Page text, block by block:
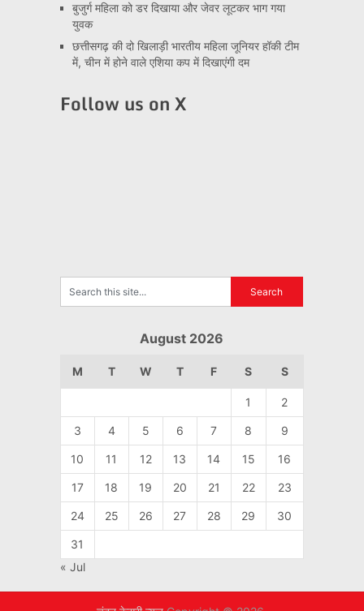
बुजुर्ग महिला को डर दिखाया और जेवर लूटकर भाग गया
युवक
छत्तीसगढ़ की दो खिलाड़ी भारतीय महिला जूनियर हॉकी टीम
में, चीन में होने वाले एशिया कप में दिखाएंगी दम
Follow us on X
August 2026
M T W T F S S
1 2
3 4 5 6 7 8 9
10 11 12 13 14 15 16
17 18 19 20 21 22 23
24 25 26 27 28 29 30
31
« Jul